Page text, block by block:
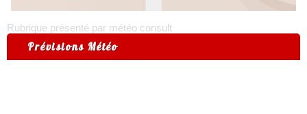
Rubrique présenté par météo consult
Prévisions Météo